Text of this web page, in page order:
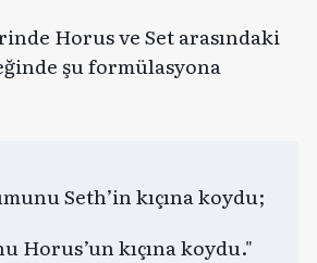
Horus ve Set arasındaki
şu formülasyona
Seth’in kıçına koydu;
Horus’un kıçına koydu."